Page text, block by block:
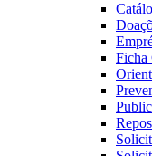
Ficha